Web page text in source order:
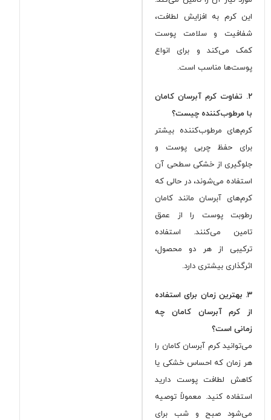
این کرم به افزایش لطافت،
شفافیت و سلامت پوست
کمک می‌کند و برای انواع
پوست‌ها مناسب است.
۲. تفاوت کرم آبرسان کامان
با مرطوب‌کننده چیست؟
کرم‌های مرطوب‌کننده بیشتر
برای حفظ چربی پوست و
جلوگیری از خشکی سطحی آن
استفاده می‌شوند، در حالی که
کرم‌های آبرسان مانند کامان
رطوبت پوست را از عمق
تامین می‌کنند. استفاده
ترکیبی از هر دو محصول،
اثرگذاری بیشتری دارد.
۳. بهترین زمان برای استفاده
از کرم آبرسان کامان چه
زمانی است؟
می‌توانید کرم آبرسان کامان را
هر زمان که احساس خشکی یا
کاهش لطافت پوست دارید
استفاده کنید. معمولاً توصیه
می‌شود صبح و شب برای